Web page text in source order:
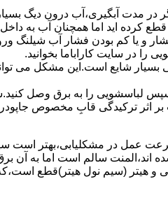
در ﻣﺪت آﺑﮕﯿﺮی،آب درون دﯾﮓ
اید اما همچنان آب به داخل
و یا کم بودن فشار آب
در سایت کاراباما بخوانید.
بسیار شایع است.این مشکل می
ﺳﭙﺲ لباسشویی را ﺑﻪ ﺑﺮق وصل
ﺗﺮﮐﯿﺪﮔﯽ قابِ ﻣﺨﺼﻮص
ﺷﺪه اند،اﻟﻤﻨﺖ ﺳﺎﻟﻢ است اما
و ﻫﯿﺘﺮ (سیم ﻧﻮل ﻫﯿﺘﺮ)ﻗﻄﻊ